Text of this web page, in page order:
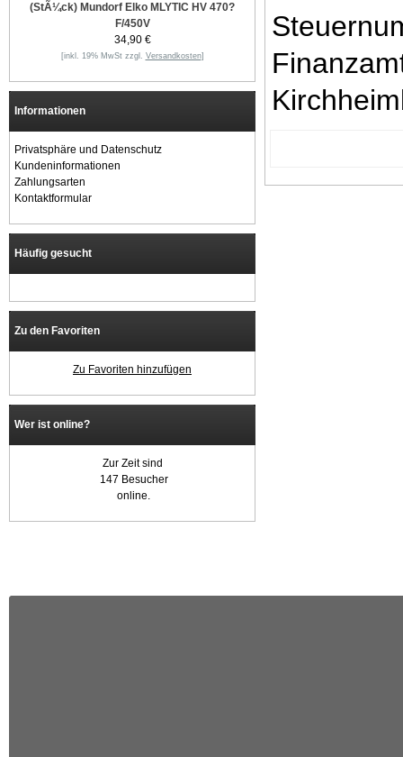
(StÃ¼ck) Mundorf Elko MLYTIC HV 470?
F/450V
34,90 €
[inkl. 19% MwSt zzgl. Versandkosten]
Informationen
Privatsphäre und Datenschutz
Kundeninformationen
Zahlungsarten
Kontaktformular
Häufig gesucht
Zu den Favoriten
Zu Favoriten hinzufügen
Wer ist online?
Zur Zeit sind
147 Besucher
online.